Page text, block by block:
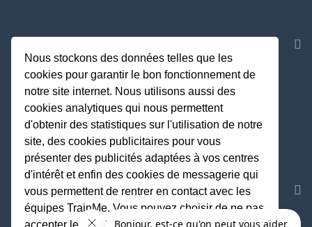
REJOIGNEZ LA COMMUNAUTE
Nous stockons des données telles que les
cookies pour garantir le bon fonctionnement de
notre site internet. Nous utilisons aussi des
cookies analytiques qui nous permettent
d'obtenir des statistiques sur l'utilisation de notre
site, des cookies publicitaires pour vous
présenter des publicités adaptées à vos centres
d'intérêt et enfin des cookies de messagerie qui
vous permettent de rentrer en contact avec les
équipes TrainMe. Vous pouvez choisir de ne pas
accepter les cookies non indispensables au